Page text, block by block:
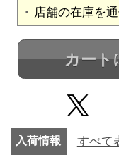
店舗の在庫を
カート
入荷情報 すべて